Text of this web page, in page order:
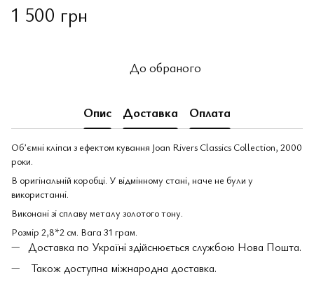
1 500 грн
До обраного
Опис Доставка Оплата
Обʼємні кліпси з ефектом кування Joan Rivers Classics Collection, 2000
роки.
В оригінальній коробці. У відмінному стані, наче не були у
використанні.
Виконані зі сплаву металу золотого тону.
Розмір 2,8*2 см. Вага 31 грам.
Доставка по Україні здійснюється службою Нова Пошта.
Також доступна міжнародна доставка.